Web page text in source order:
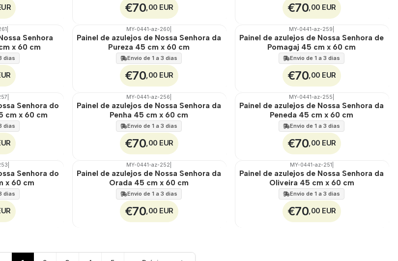
€70 ,00 EUR €70 ,00 EUR
Senhora
x 60 cm
dias
🇵🇹
EXT.
MY-0441-az-260
Painel de azulejos de Nossa Senhora da
Pureza 45 cm x 60 cm
Envio de 1 a 3 dias
€70 ,00 EUR
🇵🇹
EXT.
MY-0441-az-259
Painel de azulejos de Nossa Senhora de
Pomagaj 45 cm x 60 cm
Envio de 1 a 3 dias
€70 ,00 EUR
Senhora do
cm x 60 cm
dias
🇵🇹
EXT.
MY-0441-az-256
Painel de azulejos de Nossa Senhora da
Penha 45 cm x 60 cm
Envio de 1 a 3 dias
€70 ,00 EUR
🇵🇹
EXT.
MY-0441-az-255
Painel de azulejos de Nossa Senhora da
Peneda 45 cm x 60 cm
Envio de 1 a 3 dias
€70 ,00 EUR
Senhora do
x 60 cm
dias
🇵🇹
EXT.
MY-0441-az-252
Painel de azulejos de Nossa Senhora da
Orada 45 cm x 60 cm
Envio de 1 a 3 dias
€70 ,00 EUR
🇵🇹
EXT.
MY-0441-az-251
Painel de azulejos de Nossa Senhora da
Oliveira 45 cm x 60 cm
Envio de 1 a 3 dias
€70 ,00 EUR